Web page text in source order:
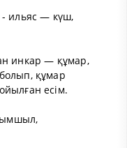
- ильяс — күш,
инкар — құмар,
құмар
есім.